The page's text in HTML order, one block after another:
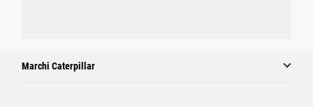
Marchi Caterpillar